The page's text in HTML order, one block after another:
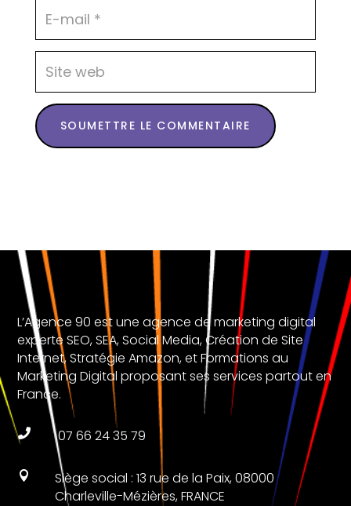
SOUMETTRE LE COMMENTAIRE
L’Agence 90 est une agence de marketing digital
experte SEO, SEA, Social Media, Création de Site
Internet, Stratégie Amazon, et Formations au
Marketing Digital proposant ses services partout en
France.
 07 66 24 35 79

Siège social : 13 rue de la Paix, 08000
Charleville-Mézières, FRANCE